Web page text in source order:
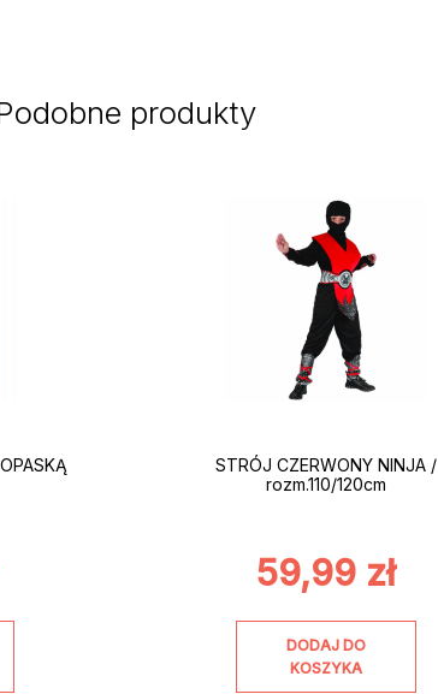
produkty
STRÓJ CZERWONY NINJA /
rozm.110/120cm
59,99 zł
DODAJ DO
KOSZYKA